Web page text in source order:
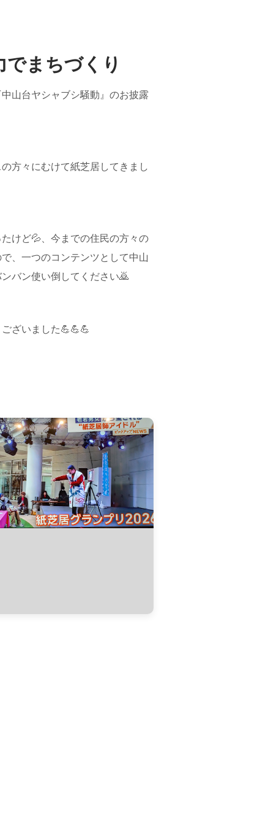
でまちづくり
山台ヤシャブシ騒動』のお披露
方々にむけて紙芝居してきまし
けど💦、今までの住民の方々の
、一つのコンテンツとして中山
バン使い倒してください🙇
ざいました💪💪💪